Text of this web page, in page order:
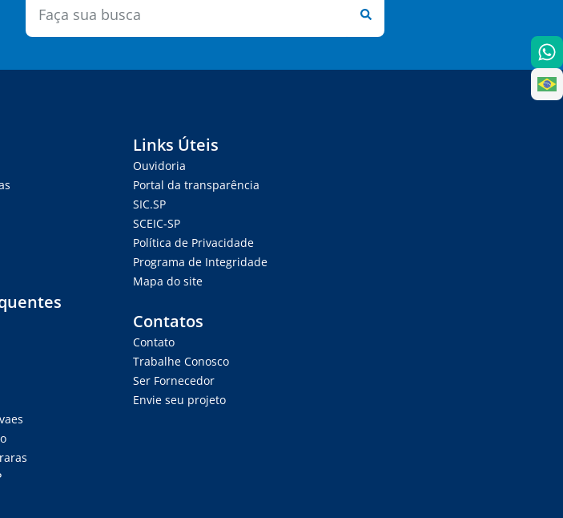
Links Úteis
Ouvidoria
Portal da transparência
SIC.SP
SCEIC-SP
Política de Privacidade
Programa de Integridade
Mapa do site
Contatos
Contato
Trabalhe Conosco
Ser Fornecedor
Envie seu projeto